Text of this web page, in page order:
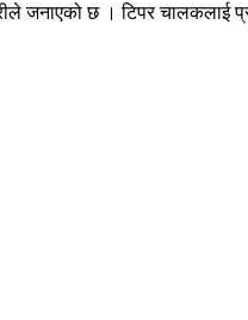
जनाएको छ । टिपर चालकलाई